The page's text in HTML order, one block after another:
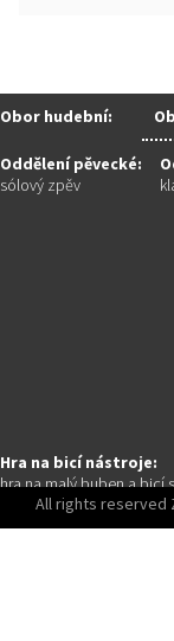
Obor hudební:
Oddělení pěvecké:
sólový zpěv
Hra na bicí nástroje:
hra na malý buben a bicí
All rights reserved